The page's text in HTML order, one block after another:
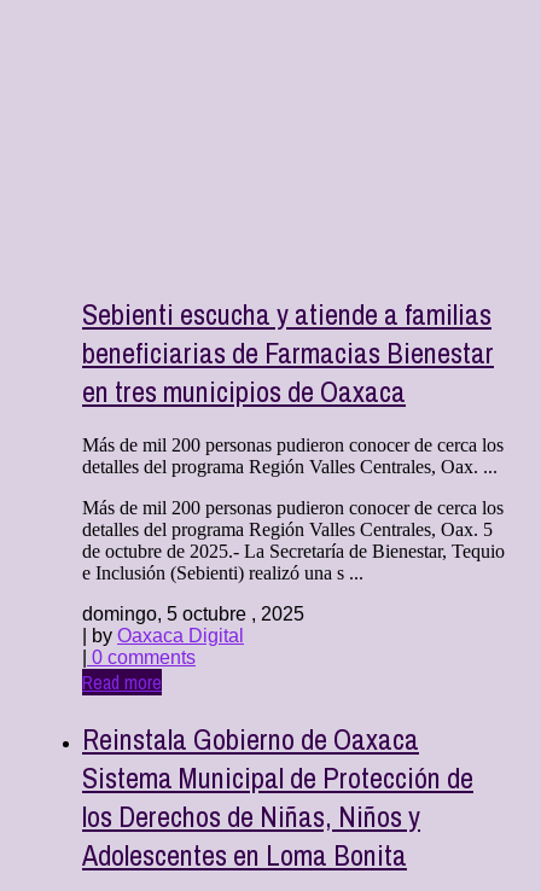
Sebienti escucha y atiende a familias
beneficiarias de Farmacias Bienestar
en tres municipios de Oaxaca
Más de mil 200 personas pudieron conocer de cerca los
detalles del programa Región Valles Centrales, Oax. ...
Más de mil 200 personas pudieron conocer de cerca los
detalles del programa Región Valles Centrales, Oax. 5
de octubre de 2025.- La Secretaría de Bienestar, Tequio
e Inclusión (Sebienti) realizó una s ...
domingo, 5 octubre , 2025
| by Oaxaca Digital
0 comments
Read more
Reinstala Gobierno de Oaxaca
Sistema Municipal de Protección de
los Derechos de Niñas, Niños y
Adolescentes en Loma Bonita